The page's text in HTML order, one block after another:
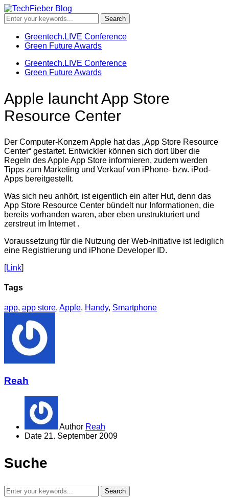
Greentech.LIVE Conference
Green Future Awards
Greentech.LIVE Conference
Green Future Awards
Apple launcht App Store
Resource Center
Der Computer-Konzern Apple hat das „App Store Resource
Center“ gestartet. Entwickler können sich dort über die
Regeln des Apple App Store informieren, zudem werden
Tipps zum Marketing und Verkauf von iPhone- bzw. iPod-
Apps bereitgestellt.
Was sich neu anhört, ist eigentlich ein alter Hut, denn das
App Store Resource Center bündelt nur Informationen, die
bereits vorhanden waren, aber eben unstrukturiert und
zerstreut im Internet .
Voraussetzung für die Nutzung der Web-Initiative ist lediglich
eine Registrierung und iPhone Developer ID.
[Link]
Tags
app, app store, Apple, Handy, Smartphone
Reah
Author Reah
Date 21. September 2009
Suche